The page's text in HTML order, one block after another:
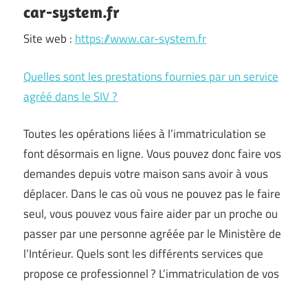
car-system.fr
Site web : https://www.car-system.fr
Quelles sont les prestations fournies par un service
agréé dans le SIV ?
Toutes les opérations liées à l’immatriculation se
font désormais en ligne. Vous pouvez donc faire vos
demandes depuis votre maison sans avoir à vous
déplacer. Dans le cas où vous ne pouvez pas le faire
seul, vous pouvez vous faire aider par un proche ou
passer par une personne agréée par le Ministère de
l’Intérieur. Quels sont les différents services que
propose ce professionnel ? L’immatriculation de vos